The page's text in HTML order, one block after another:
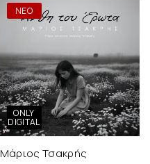
ΝΕΟ
ONLY
DIGITAL
Μάριος Τσακρής